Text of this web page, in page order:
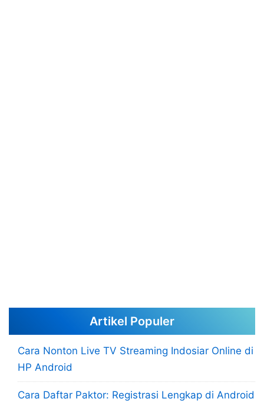
Artikel Populer
Cara Nonton Live TV Streaming Indosiar Online di
HP Android
Cara Daftar Paktor: Registrasi Lengkap di Android